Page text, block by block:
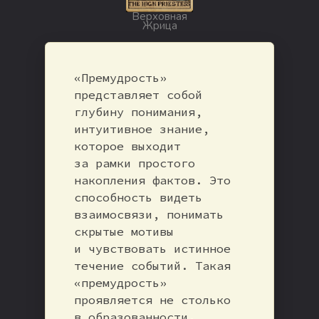
Верховная
Жрица
«Премудрость»
представляет собой
глубину понимания,
интуитивное знание,
которое выходит
за рамки простого
накопления фактов. Это
способность видеть
взаимосвязи, понимать
скрытые мотивы
и чувствовать истинное
течение событий. Такая
«премудрость»
проявляется не столько